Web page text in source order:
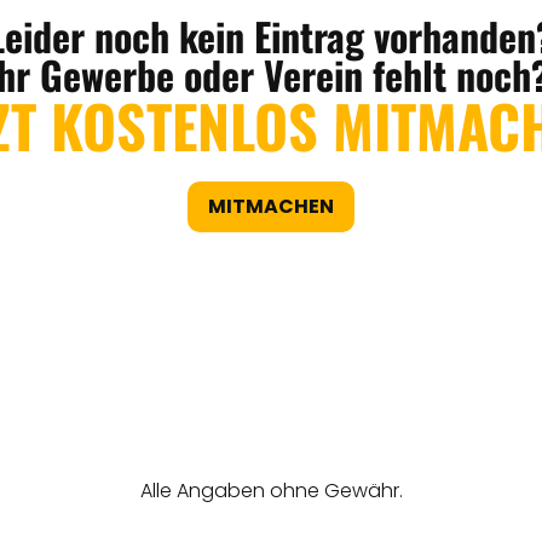
noch kein Eintrag
Gewerbe oder Verein fehlt
KOSTENLOS
MITMACHEN